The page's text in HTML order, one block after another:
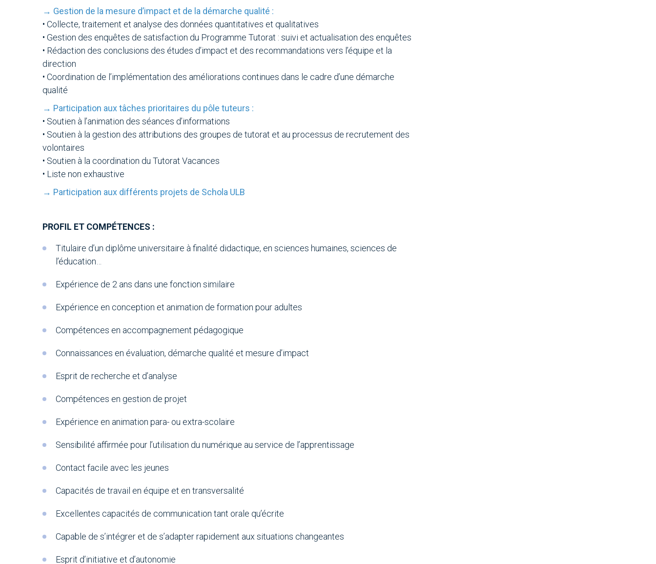
→ Gestion de la mesure d’impact et de la démarche qualité :
• Collecte, traitement et analyse des données quantitatives et qualitatives
• Gestion des enquêtes de satisfaction du Programme Tutorat : suivi et actualisation des enquêtes
• Rédaction des conclusions des études d’impact et des recommandations vers l’équipe et la
direction
• Coordination de l’implémentation des améliorations continues dans le cadre d’une démarche
qualité
→ Participation aux tâches prioritaires du pôle tuteurs :
• Soutien à l’animation des séances d’informations
• Soutien à la gestion des attributions des groupes de tutorat et au processus de recrutement des
volontaires
• Soutien à la coordination du Tutorat Vacances
• Liste non exhaustive
→ Participation aux différents projets de Schola ULB
PROFIL ET COMPÉTENCES :
Titulaire d’un diplôme universitaire à finalité didactique, en sciences humaines, sciences de
l’éducation…
Expérience de 2 ans dans une fonction similaire
Expérience en conception et animation de formation pour adultes
Compétences en accompagnement pédagogique
Connaissances en évaluation, démarche qualité et mesure d’impact
Esprit de recherche et d’analyse
Compétences en gestion de projet
Expérience en animation para- ou extra-scolaire
Sensibilité affirmée pour l’utilisation du numérique au service de l’apprentissage
Contact facile avec les jeunes
Capacités de travail en équipe et en transversalité
Excellentes capacités de communication tant orale qu’écrite
Capable de s’intégrer et de s’adapter rapidement aux situations changeantes
Esprit d’initiative et d’autonomie